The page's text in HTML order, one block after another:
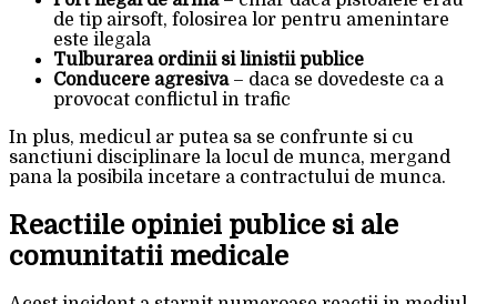
de tip airsoft, folosirea lor pentru amenintare
este ilegala
Tulburarea ordinii si linistii publice
Conducere agresiva– daca se dovedeste ca a
provocat conflictul in trafic
In plus, medicul ar putea sa se confrunte si cu
sanctiuni disciplinare la locul de munca, mergand
pana la posibila incetare a contractului de munca.
Reactiile opiniei publice si ale
comunitatii medicale